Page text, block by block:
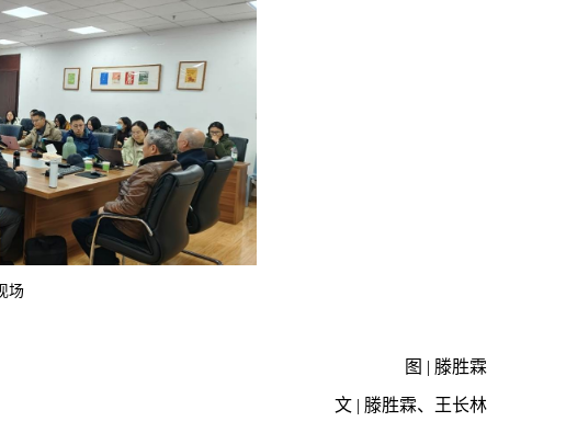
场
图 | 滕胜霖
文 | 滕胜霖、王长林